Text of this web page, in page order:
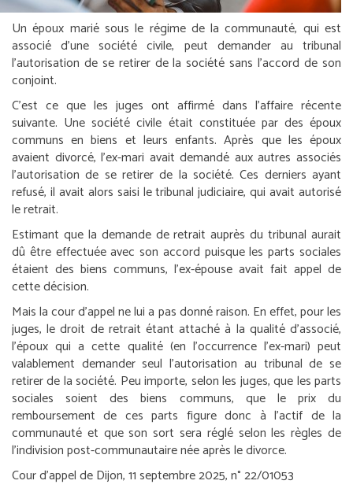
Un époux marié sous le régime de la communauté, qui est
associé d’une société civile, peut demander au tribunal
l’autorisation de se retirer de la société sans l’accord de son
conjoint.
C’est ce que les juges ont affirmé dans l’affaire récente
suivante. Une société civile était constituée par des époux
communs en biens et leurs enfants. Après que les époux
avaient divorcé, l’ex-mari avait demandé aux autres associés
l’autorisation de se retirer de la société. Ces derniers ayant
refusé, il avait alors saisi le tribunal judiciaire, qui avait autorisé
le retrait.
Estimant que la demande de retrait auprès du tribunal aurait
dû être effectuée avec son accord puisque les parts sociales
étaient des biens communs, l’ex-épouse avait fait appel de
cette décision.
Mais la cour d’appel ne lui a pas donné raison. En effet, pour les
juges, le droit de retrait étant attaché à la qualité d’associé,
l’époux qui a cette qualité (en l’occurrence l’ex-mari) peut
valablement demander seul l’autorisation au tribunal de se
retirer de la société. Peu importe, selon les juges, que les parts
sociales soient des biens communs, que le prix du
remboursement de ces parts figure donc à l’actif de la
communauté et que son sort sera réglé selon les règles de
l’indivision post-communautaire née après le divorce.
Cour d’appel de Dijon, 11 septembre 2025, n° 22/01053